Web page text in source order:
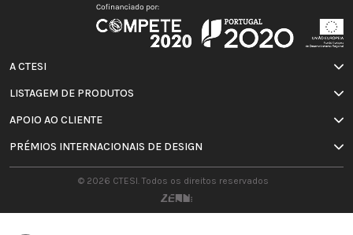
A CTESI
LISTAGEM DE PRODUTOS
APOIO AO CLIENTE
PRÉMIOS INTERNACIONAIS DE DESIGN
© 2026 CTESI. Todos os direitos reservados